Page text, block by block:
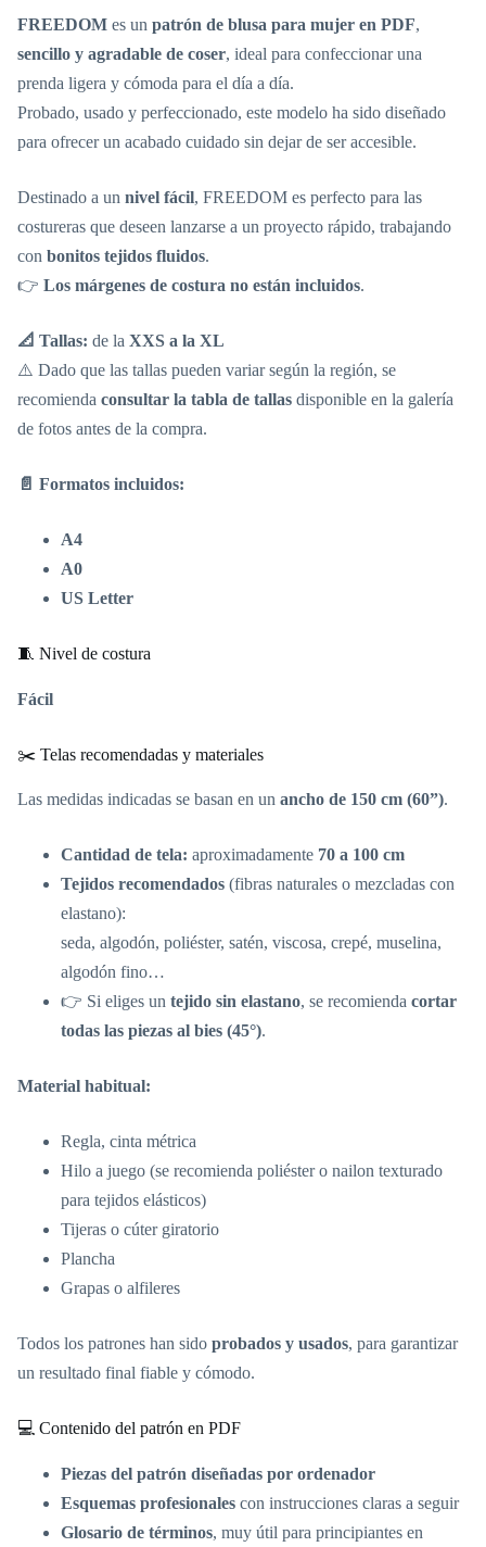
FREEDOM es un patrón de blusa para mujer en PDF,
sencillo y agradable de coser, ideal para confeccionar una
prenda ligera y cómoda para el día a día.
Probado, usado y perfeccionado, este modelo ha sido diseñado
para ofrecer un acabado cuidado sin dejar de ser accesible.
Destinado a un nivel fácil, FREEDOM es perfecto para las
costureras que deseen lanzarse a un proyecto rápido, trabajando
con bonitos tejidos fluidos.
👉 Los márgenes de costura no están incluidos.
📐 Tallas: de la XXS a la XL
⚠️ Dado que las tallas pueden variar según la región, se
recomienda consultar la tabla de tallas disponible en la galería
de fotos antes de la compra.
📄 Formatos incluidos:
A4
A0
US Letter
🧵 Nivel de costura
Fácil
✂️ Telas recomendadas y materiales
Las medidas indicadas se basan en un ancho de 150 cm (60”).
Cantidad de tela: aproximadamente 70 a 100 cm
Tejidos recomendados (fibras naturales o mezcladas con
elastano):
seda, algodón, poliéster, satén, viscosa, crepé, muselina,
algodón fino…
👉 Si eliges un tejido sin elastano, se recomienda cortar
todas las piezas al bies (45°).
Material habitual:
Regla, cinta métrica
Hilo a juego (se recomienda poliéster o nailon texturado
para tejidos elásticos)
Tijeras o cúter giratorio
Plancha
Grapas o alfileres
Todos los patrones han sido probados y usados, para garantizar
un resultado final fiable y cómodo.
💻 Contenido del patrón en PDF
Piezas del patrón diseñadas por ordenador
Esquemas profesionales con instrucciones claras a seguir
Glosario de términos, muy útil para principiantes en